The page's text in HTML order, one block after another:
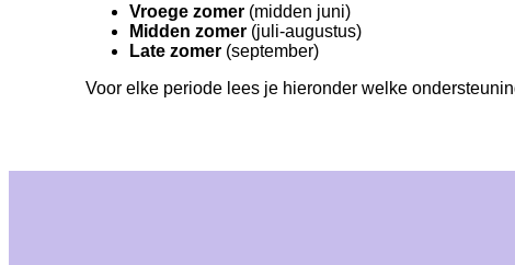
Vroege zomer (midden juni)
Midden zomer (juli-augustus)
Late zomer (september)
Voor elke periode lees je hieronder welke